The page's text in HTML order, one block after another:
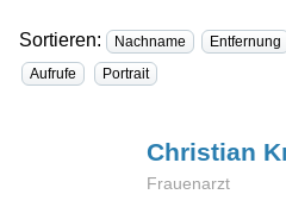
Sortieren: Nachname Entfernung
Aufrufe
Portrait
Christian
Frauenarzt